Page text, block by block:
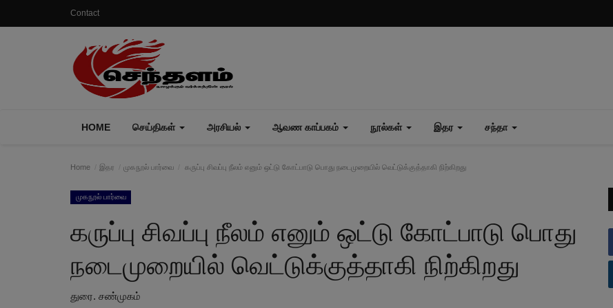
Contact
HOME செய்திகள் அரசியல் ஆவண காப்பகம் நூல்கள் இதர சந்தா
Home இதர முகநூல் பார்வை கருப்பு சிவப்பு நீலம் எனும் ஒட்டு கோட்பாடு பொது நடைமுறையில் வெட்டுக்குத்தாகி நிற்கிறது
முகநூல் பார்வை
கருப்பு சிவப்பு நீலம் எனும் ஒட்டு கோட்பாடு பொது
நடைமுறையில் வெட்டுக்குத்தாகி நிற்கிறது
துரை. சண்முகம்